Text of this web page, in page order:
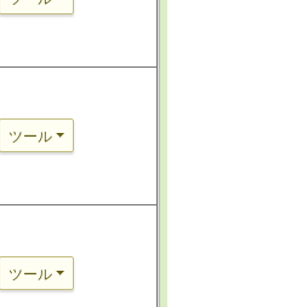
ツール
ツール